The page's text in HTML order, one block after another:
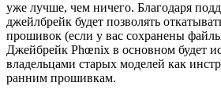
уже лучше, чем ничего. Благодаря
джейлбрейк будет позволять
прошивок (если у вас сохранены
Джейбрейк Phœnix в основном будет
владельцами старых моделей как
ранним прошивкам.